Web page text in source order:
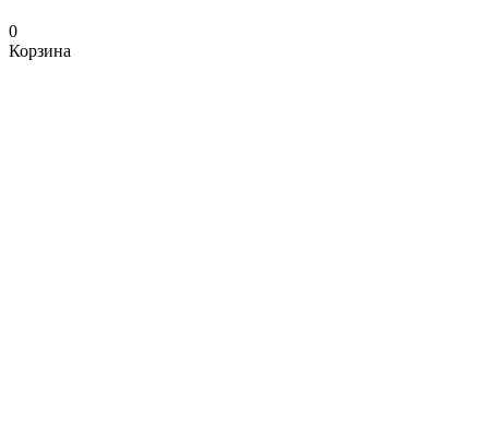
0
Корзина